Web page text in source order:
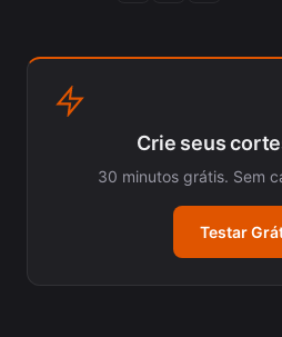
Crie seus
30 minutos grátis. Sem
Testar